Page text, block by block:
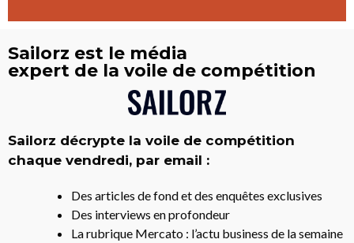
Sailorz est le média
expert de la voile de compétition
Sailorz décrypte la voile de compétition
chaque vendredi, par email :
Des articles de fond et des enquêtes exclusives
Des interviews en profondeur
La rubrique Mercato : l’actu business de la semaine